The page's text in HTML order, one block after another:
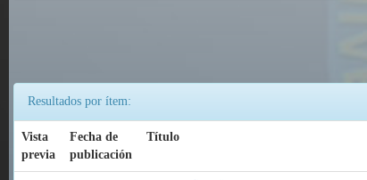
Resultados por ítem:
Vista
previa
Fecha de
publicación
Título